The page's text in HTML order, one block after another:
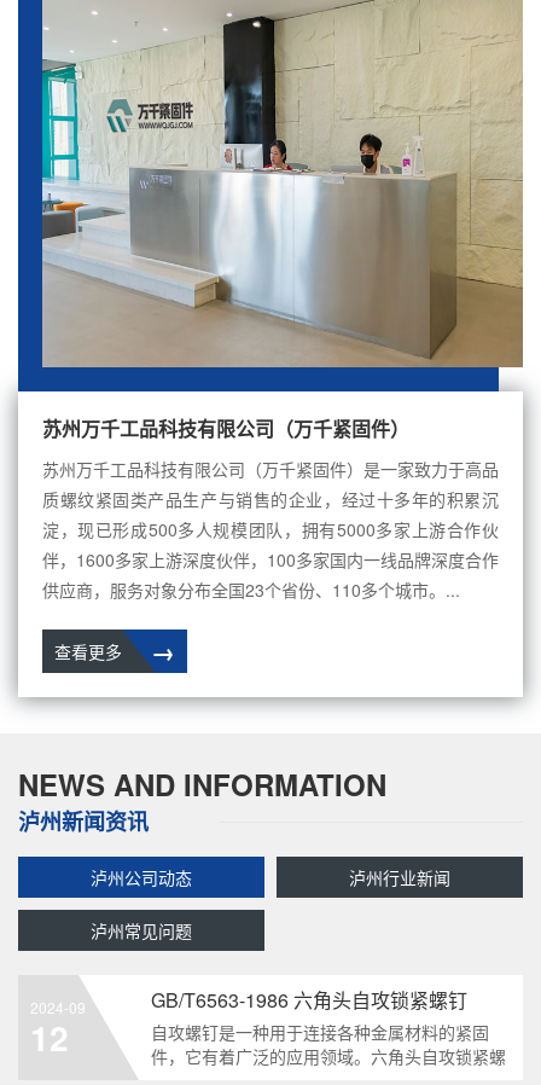
苏州万千工品科技有限公司（万千紧固件）
苏州万千工品科技有限公司（万千紧固件）是一家致力于高品
质螺纹紧固类产品生产与销售的企业，经过十多年的积累沉
淀，现已形成500多人规模团队，拥有5000多家上游合作伙
伴，1600多家上游深度伙伴，100多家国内一线品牌深度合作
供应商，服务对象分布全国23个省份、110多个城市。...
→
查看更多
NEWS AND INFORMATION
泸州新闻资讯
泸州公司动态 泸州行业新闻
泸州常见问题
2024-09
12
GB/T6563-1986 六角头自攻锁紧螺钉
自攻螺钉是一种用于连接各种金属材料的紧固
件，它有着广泛的应用领域。六角头自攻锁紧螺